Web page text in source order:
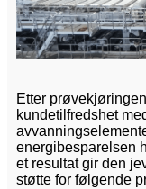
Etter
kundetilfredshet
energibesparelsen
et resultat gir den
støtte for følgende